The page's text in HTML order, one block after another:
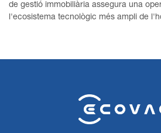
de gestió immobiliària assegura una
l'ecosistema tecnològic més ampli de